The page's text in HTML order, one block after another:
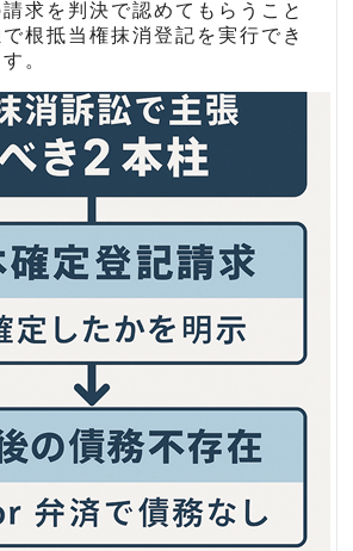
求を判決で認めてもらうこと
根抵当権抹消登記を実行でき
。